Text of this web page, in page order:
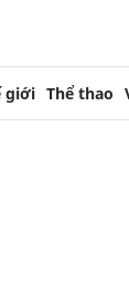
giới Thể thao